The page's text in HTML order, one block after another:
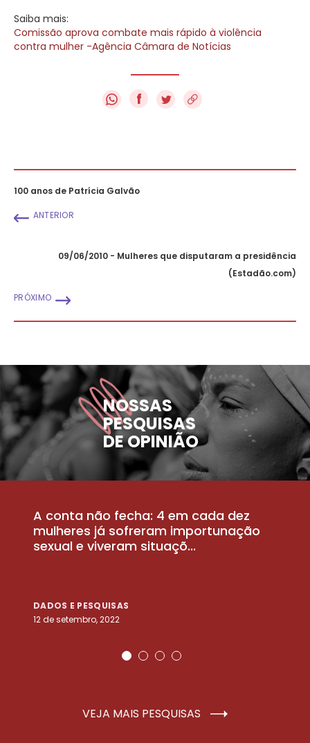
Saiba mais:
Comissão aprova combate mais rápido à violência
contra mulher -Agência Câmara de Notícias
f
100 anos de Patrícia Galvão
ANTERIOR
09/06/2010 - Mulheres que disputaram a presidência
(Estadão.com)
PRÓXIMO
NOSSAS
PESQUISAS
DE OPINIÃO
A conta não fecha: 4 em cada dez
mulheres já sofreram importunação
sexual e viveram situaçõ...
DADOS E PESQUISAS
12 de setembro, 2022
VEJA MAIS PESQUISAS